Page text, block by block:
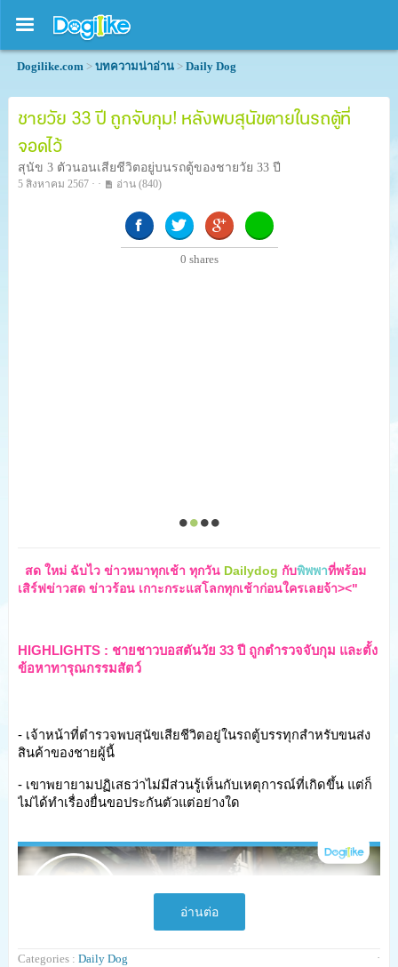
Dogilike.com > บทความน่าอ่าน > Daily Dog
ชายวัย 33 ปี ถูกจับกุม! หลังพบสุนัขตายในรถตู้ที่
จอดไว้
สุนัข 3 ตัวนอนเสียชีวิตอยู่บนรถตู้ของชายวัย 33 ปี
5 สิงหาคม 2567 · · อ่าน (840)
0 shares
สด ใหม่ ฉับไว ข่าวหมาทุกเช้า ทุกวัน Dailydog กับพิพพาที่พร้อม
เสิร์ฟข่าวสด ข่าวร้อน เกาะกระแสโลกทุกเช้าก่อนใครเลยจ้า><"
HIGHLIGHTS : ชายชาวบอสตันวัย 33 ปี ถูกตำรวจจับกุม และตั้ง
ข้อหาทารุณกรรมสัตว์
- เจ้าหน้าที่ตำรวจพบสุนัขเสียชีวิตอยู่ในรถตู้บรรทุกสำหรับขนส่ง
สินค้าของชายผู้นี้
- เขาพยายามปฏิเสธว่าไม่มีส่วนรู้เห็นกับเหตุการณ์ที่เกิดขึ้น แต่ก็
ไม่ได้ทำเรื่องยื่นขอประกันตัวแต่อย่างใด
อ่านต่อ
Categories : Daily Dog ·